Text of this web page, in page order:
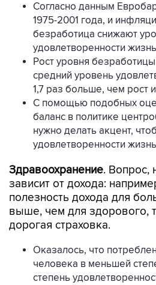
Согласно данным
1975-2001 года, и
безработица снижают
удовлетворенности
Рост уровня
средний уровень
1,7 раз больше, чем рост
С помощью подобных
баланс в политике
нужно делать акцент,
удовлетворенности
Здравоохранение. Вопрос,
зависит от дохода:
полезность дохода для
выше, чем для здорового,
дорогая страховка.
Оказалось, что
человека в меньшей
степень